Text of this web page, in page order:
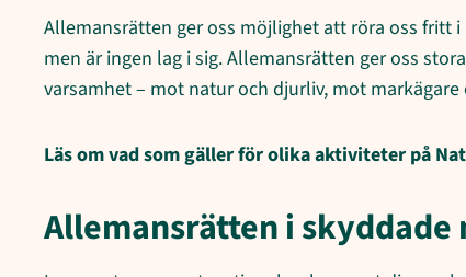
Allemansrätten ger oss möjlighet att röra oss fritt i
men är ingen lag i sig. Allemansrätten ger oss
varsamhet – mot natur och djurliv, mot
Läs om vad som gäller för olika aktiviteter på
Allemansrätten i